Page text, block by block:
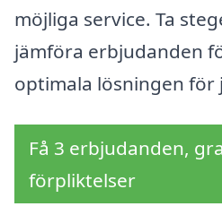
möjliga service. Ta
jämföra erbjudanden
optimala lösningen för
Få 3 erbjudanden,
förpliktelser